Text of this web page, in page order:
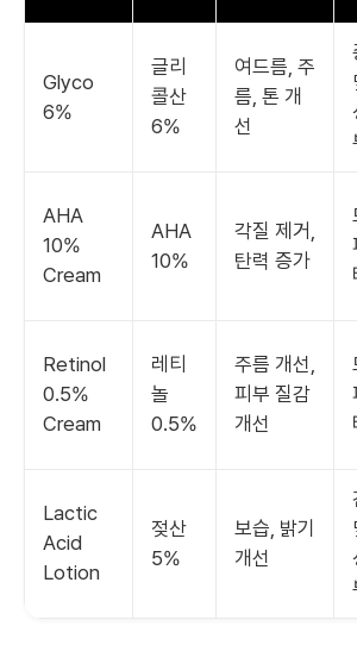
Glyco
6%
글리
콜산
6%
여드름, 주
름, 톤 개
선
AHA
10%
Cream
AHA
10%
각질 제거,
탄력 증가
Retinol
0.5%
Cream
레티
놀
0.5%
주름 개선,
피부 질감
개선
Lactic
Acid
Lotion
젖산
5%
보습, 밝기
개선